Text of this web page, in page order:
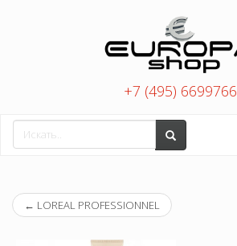
+7 (495) 6699766
← LOREAL PROFESSIONNEL